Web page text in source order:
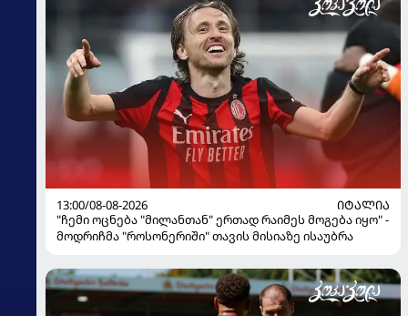
13:00/08-08-2026
ᲘᲢᲐᲚᲘᲐ
"ჩემი ოცნება "მილანთან" ერთად რაიმეს მოგება იყო" -
მოდრიჩმა "როსონერიში" თავის მისიაზე ისაუბრა